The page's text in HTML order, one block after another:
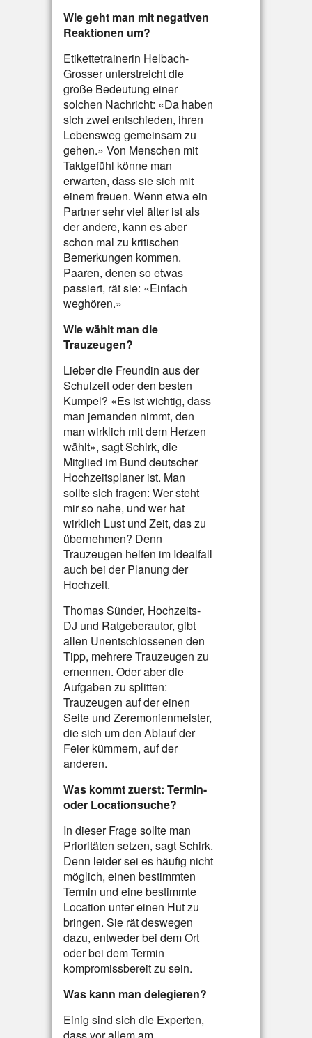
Wie geht man mit negativen
Reaktionen um?
Etikettetrainerin Helbach-
Grosser unterstreicht die
große Bedeutung einer
solchen Nachricht: «Da haben
sich zwei entschieden, ihren
Lebensweg gemeinsam zu
gehen.» Von Menschen mit
Taktgefühl könne man
erwarten, dass sie sich mit
einem freuen. Wenn etwa ein
Partner sehr viel älter ist als
der andere, kann es aber
schon mal zu kritischen
Bemerkungen kommen.
Paaren, denen so etwas
passiert, rät sie: «Einfach
weghören.»
Wie wählt man die
Trauzeugen?
Lieber die Freundin aus der
Schulzeit oder den besten
Kumpel? «Es ist wichtig, dass
man jemanden nimmt, den
man wirklich mit dem Herzen
wählt», sagt Schirk, die
Mitglied im Bund deutscher
Hochzeitsplaner ist. Man
sollte sich fragen: Wer steht
mir so nahe, und wer hat
wirklich Lust und Zeit, das zu
übernehmen? Denn
Trauzeugen helfen im Idealfall
auch bei der Planung der
Hochzeit.
Thomas Sünder, Hochzeits-
DJ und Ratgeberautor, gibt
allen Unentschlossenen den
Tipp, mehrere Trauzeugen zu
ernennen. Oder aber die
Aufgaben zu splitten:
Trauzeugen auf der einen
Seite und Zeremonienmeister,
die sich um den Ablauf der
Feier kümmern, auf der
anderen.
Was kommt zuerst: Termin-
oder Locationsuche?
In dieser Frage sollte man
Prioritäten setzen, sagt Schirk.
Denn leider sei es häufig nicht
möglich, einen bestimmten
Termin und eine bestimmte
Location unter einen Hut zu
bringen. Sie rät deswegen
dazu, entweder bei dem Ort
oder bei dem Termin
kompromissbereit zu sein.
Was kann man delegieren?
Einig sind sich die Experten,